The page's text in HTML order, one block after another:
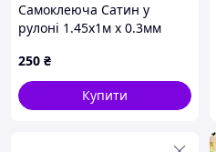
Самоклеюча Сатин у
рулоні 1.45х1м х 0.3мм
00002912
250 ₴
Купити